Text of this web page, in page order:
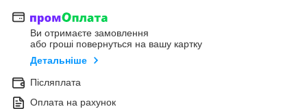
Ви отримаєте замовлення
або гроші повернуться на вашу картку
Детальніше
Післяплата
Оплата на рахунок